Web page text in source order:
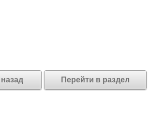
Перейти в раздел